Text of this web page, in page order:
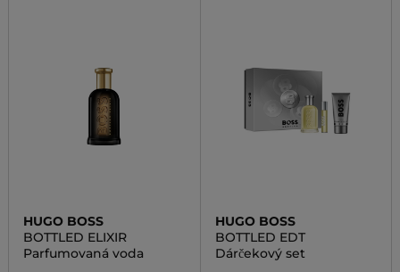
HUGO BOSS
BOTTLED ELIXIR
Parfumovaná voda
HUGO BOSS
BOTTLED EDT
Dárčekový set